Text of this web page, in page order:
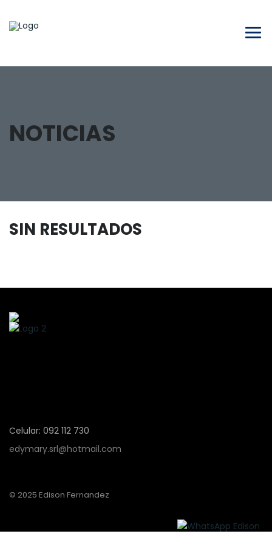
NOTICIAS
SIN RESULTADOS
Celular: 092 112 730
edymary.srl@hotmail.com
© 2025 Edison Fernandez